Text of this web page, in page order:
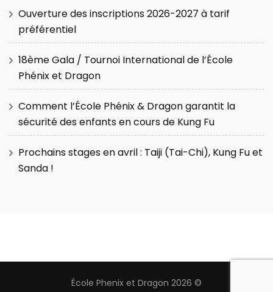
Ouverture des inscriptions 2026-2027 à tarif
préférentiel
18ème Gala / Tournoi International de l’École
Phénix et Dragon
Comment l’École Phénix & Dragon garantit la
sécurité des enfants en cours de Kung Fu
Prochains stages en avril : Taiji (Tai-Chi), Kung Fu et
Sanda !
École Phenix et Dragon 2026 ©